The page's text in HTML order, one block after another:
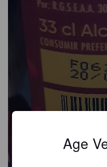
Age